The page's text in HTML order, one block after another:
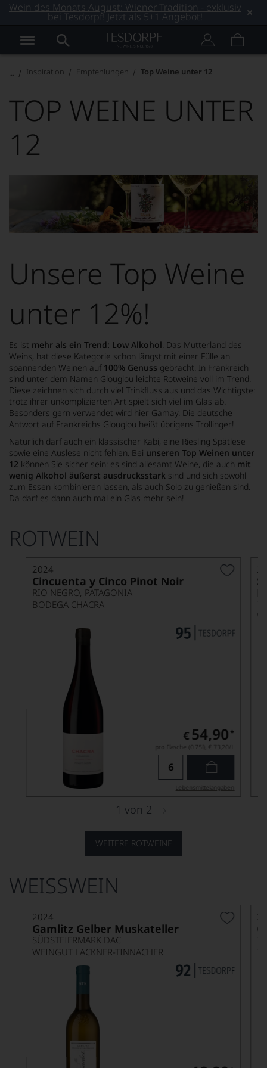
Wein des Monats August: Wiener Tradition - exklusiv
bei Tesdorpf! Jetzt als 5+1 Angebot!
Inspiration Empfehlungen Top Weine unter 12
TOP WEINE UNTER
12
Unsere Top Weine
unter 12%!
Es ist mehr als ein Trend: Low Alkohol. Das Mutterland des
Weins, hat diese Kategorie schon längst mit einer Fülle an
spannenden Weinen auf 100% Genuss gebracht. In Frankreich
sind unter dem Namen Glouglou leichte Rotweine voll im Trend.
Diese zeichnen sich durch viel Trinkfluss aus und das Wichtigste:
trotz ihrer unkomplizierten Art spielt sich viel im Glas ab.
Besonders gern verwendet wird hier Gamay. Die deutsche
Antwort auf Frankreichs Glouglou heißt übrigens Trollinger!
Natürlich darf auch ein klassischer Kabi, eine Riesling Spätlese
sowie eine Auslese nicht fehlen. Bei unseren Top Weinen unter
12 können Sie sicher sein: es sind allesamt Weine, die auch mit
wenig Alkohol äußerst ausdrucksstark sind und sich sowohl
zum Essen kombinieren lassen, als auch Solo zu genießen sind.
Da darf es dann auch mal ein Glas mehr sein!
ROTWEIN
WEITERE ROTWEINE
2024
Cincuenta y Cinco Pinot Noir
RIO NEGRO, PATAGONIA
BODEGA CHACRA
€ 54,90 *
pro Flasche (0.75l), € 73,20 /L
Lebensmittel­angaben
1 von 2
WEISSWEIN
2024
Gamlitz Gelber Muskateller
SÜDSTEIERMARK DAC
WEINGUT LACKNER-TINNACHER